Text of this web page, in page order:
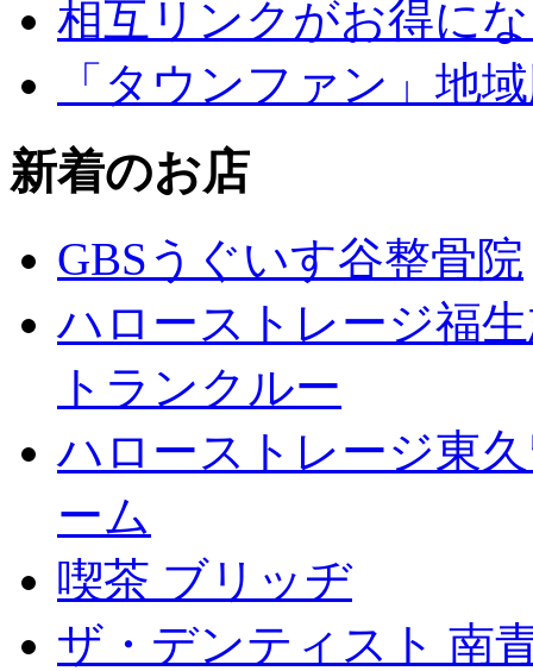
相互リンクがお得に
「タウンファン」地
新着のお店
GBSうぐいす谷整骨院
ハローストレージ福
トランクルー
ハローストレージ東
ーム
喫茶 ブリッヂ
ザ・デンティスト 南